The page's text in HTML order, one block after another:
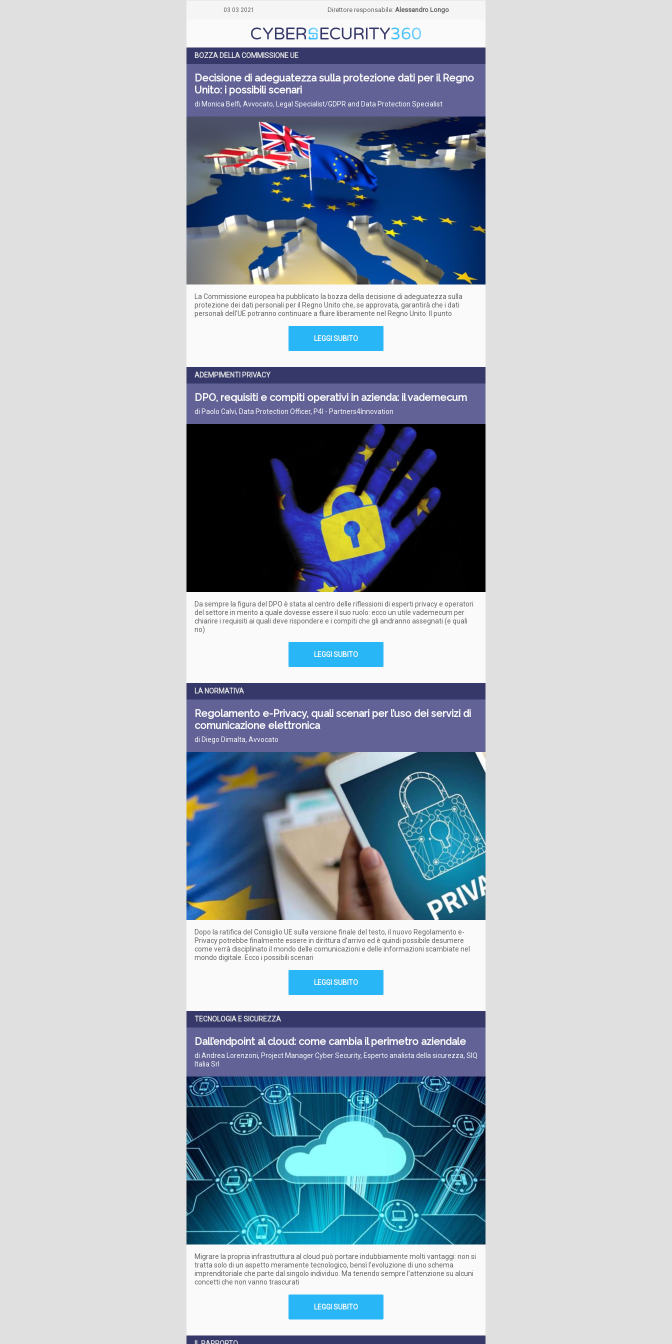
03 03 2021 Direttore responsabile: Alessandro Longo
BOZZA DELLA COMMISSIONE UE
Decisione di adeguatezza sulla protezione dati per il Regno
Unito: i possibili scenari
di Monica Belfi, Avvocato, Legal Specialist/GDPR and Data Protection Specialist
La Commissione europea ha pubblicato la bozza della decisione di adeguatezza sulla
protezione dei dati personali per il Regno Unito che, se approvata, garantirà che i dati
personali dell'UE potranno continuare a fluire liberamente nel Regno Unito. Il punto
LEGGI SUBITO
ADEMPIMENTI PRIVACY
DPO, requisiti e compiti operativi in azienda: il vademecum
di Paolo Calvi, Data Protection Officer, P4I - Partners4Innovation
Da sempre la figura del DPO è stata al centro delle riflessioni di esperti privacy e operatori
del settore in merito a quale dovesse essere il suo ruolo: ecco un utile vademecum per
chiarire i requisiti ai quali deve rispondere e i compiti che gli andranno assegnati (e quali
no)
LEGGI SUBITO
LA NORMATIVA
Regolamento e-Privacy, quali scenari per l’uso dei servizi di
comunicazione elettronica
di Diego Dimalta, Avvocato
Dopo la ratifica del Consiglio UE sulla versione finale del testo, il nuovo Regolamento e-
Privacy potrebbe finalmente essere in dirittura d’arrivo ed è quindi possibile desumere
come verrà disciplinato il mondo delle comunicazioni e delle informazioni scambiate nel
mondo digitale. Ecco i possibili scenari
LEGGI SUBITO
TECNOLOGIA E SICUREZZA
Dall’endpoint al cloud: come cambia il perimetro aziendale
di Andrea Lorenzoni, Project Manager Cyber Security, Esperto analista della sicurezza, SIQ
Italia Srl
Migrare la propria infrastruttura al cloud può portare indubbiamente molti vantaggi: non si
tratta solo di un aspetto meramente tecnologico, bensì l’evoluzione di uno schema
imprenditoriale che parte dal singolo individuo. Ma tenendo sempre l’attenzione su alcuni
concetti che non vanno trascurati
LEGGI SUBITO